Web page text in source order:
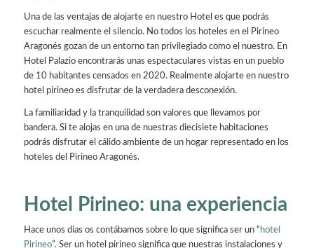
Una de las ventajas de alojarte en nuestro Hotel es que podrás
escuchar realmente el silencio. No todos los hoteles en el Pirineo
Aragonés gozan de un entorno tan privilegiado como el nuestro. En
Hotel Palazio encontrarás unas espectaculares vistas en un pueblo
de 10 habitantes censados en 2020. Realmente alojarte en nuestro
hotel pirineo es disfrutar de la verdadera desconexión.
La familiaridad y la tranquilidad son valores que llevamos por
bandera. Si te alojas en una de nuestras diecisiete habitaciones
podrás disfrutar el cálido ambiente de un hogar representado en los
hoteles del Pirineo Aragonés.
Hotel Pirineo: una experiencia
Hace unos días os contábamos sobre lo que significa ser un “ hotel
Pirineo”. Ser un hotel pirineo significa que nuestras instalaciones y